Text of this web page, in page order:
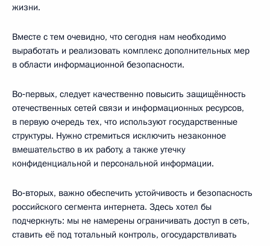
жизни.
Вместе с тем очевидно, что сегодня нам необходимо
выработать и реализовать комплекс дополнительных мер
в области информационной безопасности.
Во‑первых, следует качественно повысить защищённость
отечественных сетей связи и информационных ресурсов,
в первую очередь тех, что используют государственные
структуры. Нужно стремиться исключить незаконное
вмешательство в их работу, а также утечку
конфиденциальной и персональной информации.
Во‑вторых, важно обеспечить устойчивость и безопасность
российского сегмента интернета. Здесь хотел бы
подчеркнуть: мы не намерены ограничивать доступ в сеть,
ставить её под тотальный контроль, огосударствливать